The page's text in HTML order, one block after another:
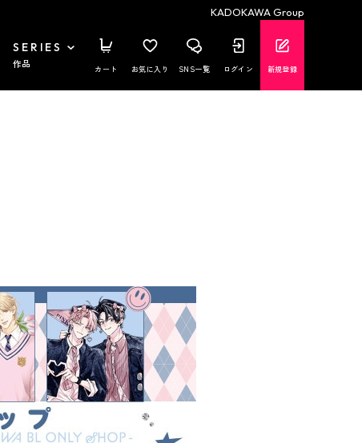
KADOKAWA Group
SERIES
作品 カート お気に入り SNS一覧 ログイン 新規登録